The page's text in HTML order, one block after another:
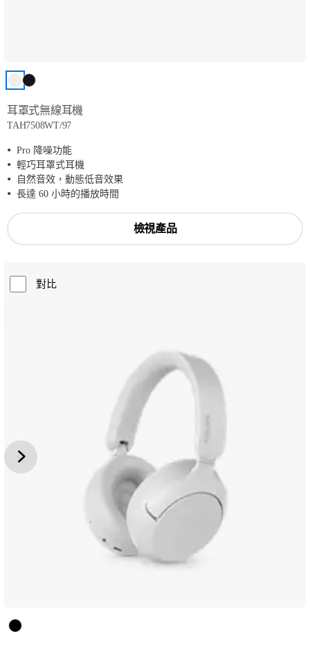
耳罩式無線耳機
TAH7508WT/97
Pro 降噪功能
輕巧耳罩式耳機
自然音效，動態低音效果
長達 60 小時的播放時間
檢視產品
對比